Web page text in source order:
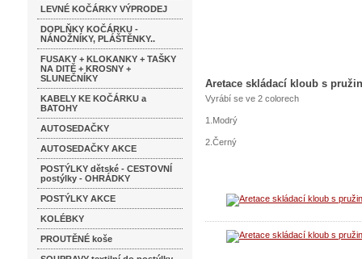
LEVNÉ KOČÁRKY VÝPRODEJ
DOPLŇKY KOČÁRKU -
NÁNOŽNÍKY, PLÁŠTĚNKY..
FUSAKY + KLOKANKY + TAŠKY
NA DITĚ + KROSNY +
SLUNEČNÍKY
KABELY KE KOČÁRKU a
BATOHY
AUTOSEDAČKY
AUTOSEDAČKY AKCE
POSTÝLKY dětské - CESTOVNÍ
postýlky - OHRÁDKY
POSTÝLKY AKCE
KOLÉBKY
PROUTĚNÉ koše
Aretace skládací kloub s
Vyrábí se ve 2 colorech
1.Modrý
2.Černý